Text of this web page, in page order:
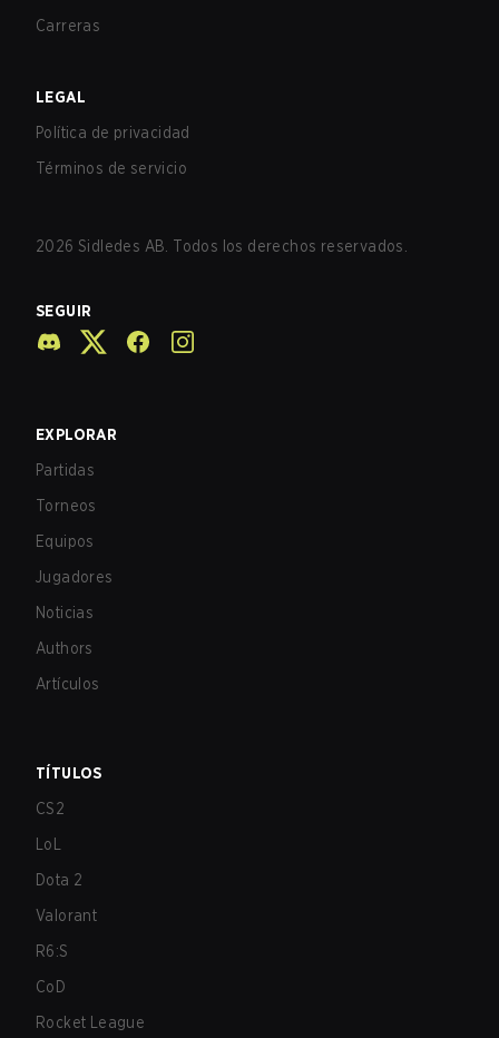
Carreras
LEGAL
Política de privacidad
Términos de servicio
2026 Sidledes AB. Todos los derechos reservados.
SEGUIR
EXPLORAR
Partidas
Torneos
Equipos
Jugadores
Noticias
Authors
Artículos
TÍTULOS
CS2
LoL
Dota 2
Valorant
R6:S
CoD
Rocket League